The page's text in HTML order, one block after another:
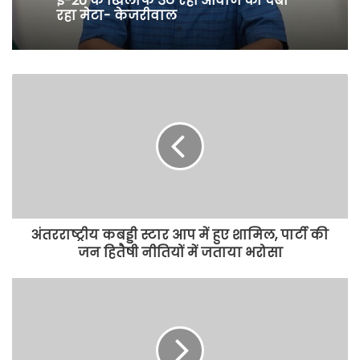
मोदी सरकार के दबाव में पेपर लीक और
6.36 लाख प्राइवेट नौकरियों के अवसर पैदा
किए: नौजवानों के लिए अनुकूल माहौल
सृजित कर रही है मान सरकार : अमन
अंतरराष्ट्रीय कबड्डी स्टार आप में हुए शामिल, पार्टी की
जन हितैषी नीतियों में जताया भरोसा